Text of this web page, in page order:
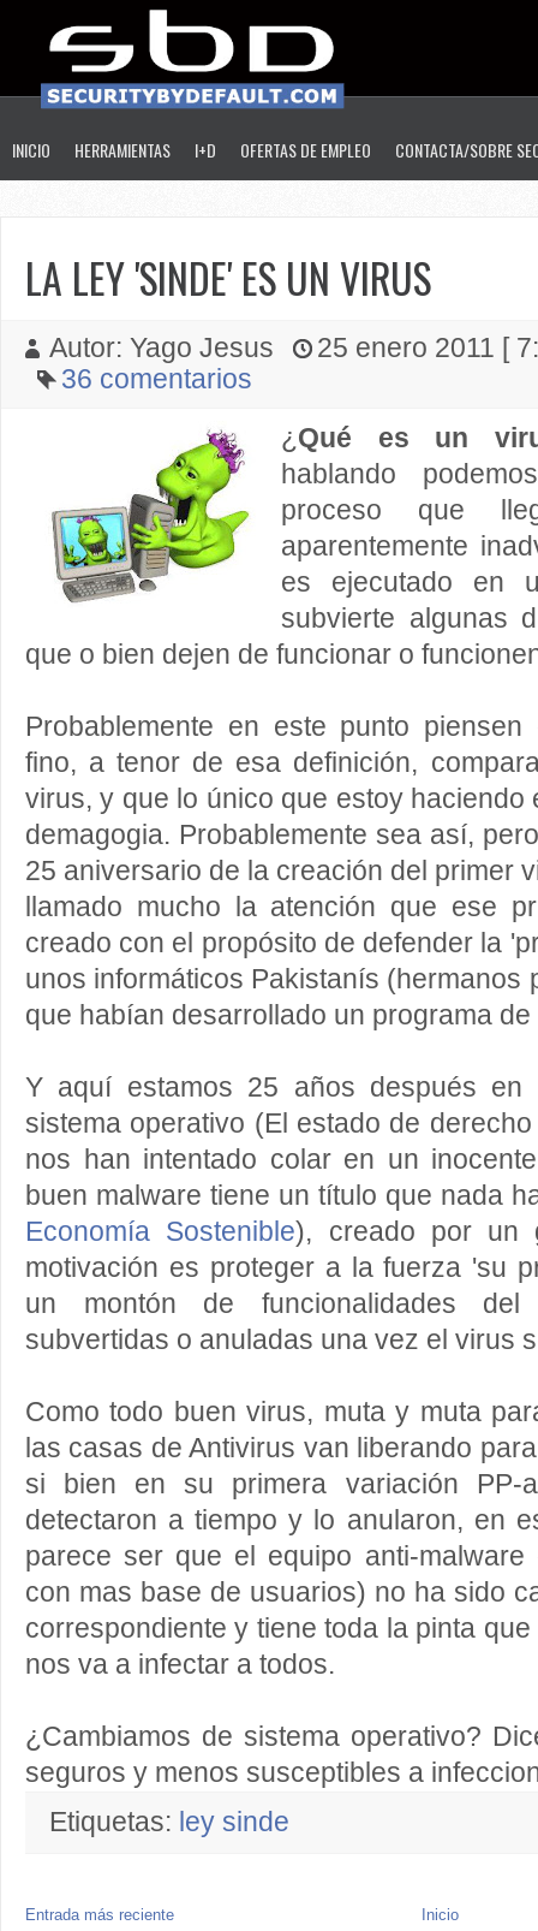
INICIO HERRAMIENTAS I+D OFERTAS DE EMPLEO CONTACTA/SOBRE
LA LEY 'SINDE' ES UN VIRUS
Autor: Yago Jesus
25 enero 2011 [
36 comentarios
¿Qué es un
hablando
proceso que
aparentemente
es ejecutado en
subvierte algunas
que o bien dejen de funcionar o
Probablemente en este punto
fino, a tenor de esa definición,
virus, y que lo único que estoy haciendo
demagogia. Probablemente sea así,
25 aniversario de la creación del primer
llamado mucho la atención que ese
creado con el propósito de defender la
unos informáticos Pakistanís (hermanos
que habían desarrollado un programa
Y aquí estamos 25 años después en
sistema operativo (El estado de
nos han intentado colar en un
buen malware tiene un título que nada
Economía Sostenible), creado por un
motivación es proteger a la fuerza 'su
un montón de funcionalidades
subvertidas o anuladas una vez el virus
Como todo buen virus, muta y muta
las casas de Antivirus van liberando
si bien en su primera variación PP-
detectaron a tiempo y lo anularon, en
parece ser que el equipo anti-
con mas base de usuarios) no ha sido
correspondiente y tiene toda la pinta
nos va a infectar a todos.
¿Cambiamos de sistema operativo?
seguros y menos susceptibles a
Etiquetas: ley sinde
Entrada más reciente Inicio